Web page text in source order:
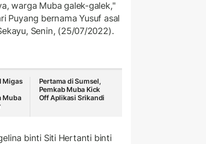
warga Muba galek-galek,"
Puyang bernama Yusuf asal
Senin, (25/07/2022).
Migas
Muba
Pertama di Sumsel,
Pemkab Muba Kick
Off Aplikasi Srikandi
binti Siti Hertanti binti